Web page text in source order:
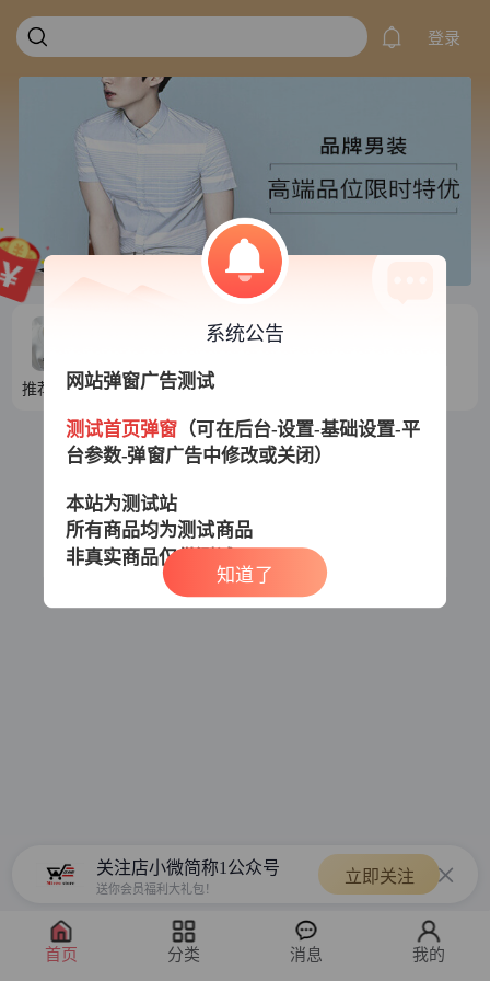
登录
推荐目录1 推荐目录2 推荐目录3
关注店小微简称1公众号
送你会员福利大礼包！
立即关注
系统公告
网站弹窗广告测试
测试首页弹窗 （可在后台-设置-基础设置-平
台参数-弹窗广告中修改或关闭）
本站为测试站
所有商品均为测试商品
非真实商品仅供测试
知道了
首页 分类 消息 我的